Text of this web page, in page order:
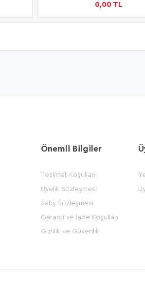
0,00 TL
Önemli Bilgiler
Teslimat Koşulları
Üyelik Sözleşmesi
Satış Sözleşmesi
Garanti ve İade Koşulları
Gizlilik ve Güvenlik